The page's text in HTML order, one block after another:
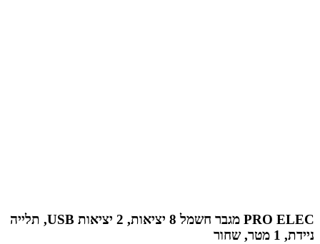
PRO ELEC מגבר חשמל 8 יציאות, 2 יציאות USB, תלייה
ניידת, 1 מטר, שחור